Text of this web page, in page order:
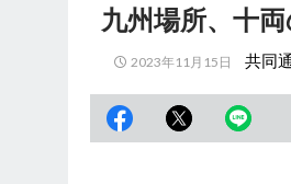
九州場所、十
2023年11月15日 共同